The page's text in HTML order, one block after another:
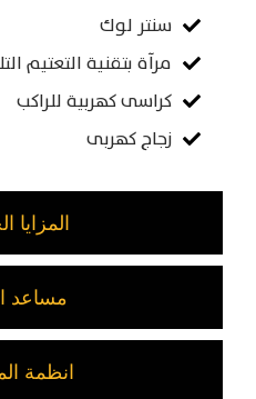
المزايا
مساعد
انظمة
سنتر لوك
مرآة بتقنية التعتيم
كراسى كهربية للراكب
زجاج كهربى